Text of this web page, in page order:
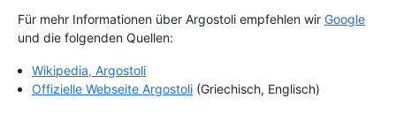
Für mehr Informationen über Argostoli empfehlen wir Google
und die folgenden Quellen:
Wikipedia, Argostoli
Offizielle Webseite Argostoli (Griechisch, Englisch)